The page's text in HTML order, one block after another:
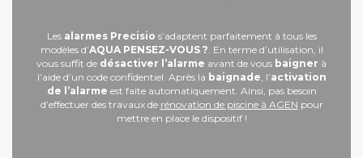
Les alarmes Precisio s’adaptent parfaitement à tous les
modèles d’AQUA PENSEZ-VOUS ?. En terme d’utilisation, il
vous suffit de désactiver l’alarme avant de vous baigner à
l’aide d’un code confidentiel. Après la baignade, l’activation
de l’alarme est faite automatiquement. Ainsi, pas besoin
d’effectuer des travaux de rénovation de piscine à AGEN pour
mettre en place le dispositif !